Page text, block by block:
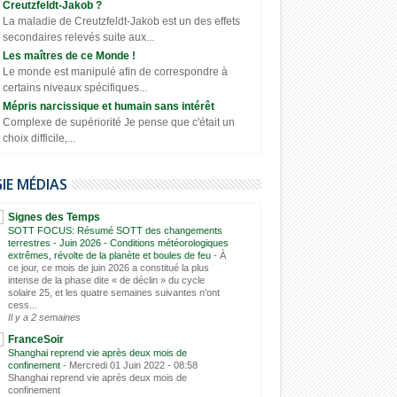
Creutzfeldt-Jakob ?
La maladie de Creutzfeldt-Jakob est un des effets
secondaires relevés suite aux...
Les maîtres de ce Monde !
Le monde est manipulé afin de correspondre à
certains niveaux spécifiques...
Mépris narcissique et humain sans intérêt
Complexe de supériorité Je pense que c'était un
choix difficile,...
MÉDIAS
Signes des Temps
SOTT FOCUS: Résumé SOTT des changements
terrestres - Juin 2026 - Conditions météorologiques
extrêmes, révolte de la planète et boules de feu - À
ce jour, ce mois de juin 2026 a constitué la plus
intense de la phase dite « de déclin » du cycle
solaire 25, et les quatre semaines suivantes n'ont
cess...
Il y a 2 semaines
FranceSoir
Shanghai reprend vie après deux mois de
confinement - Mercredi 01 Juin 2022 - 08:58
Shanghai reprend vie après deux mois de
confinement